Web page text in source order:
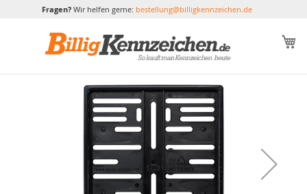
Fragen?Wir helfen gerne: bestellung@billigkennzeichen.de